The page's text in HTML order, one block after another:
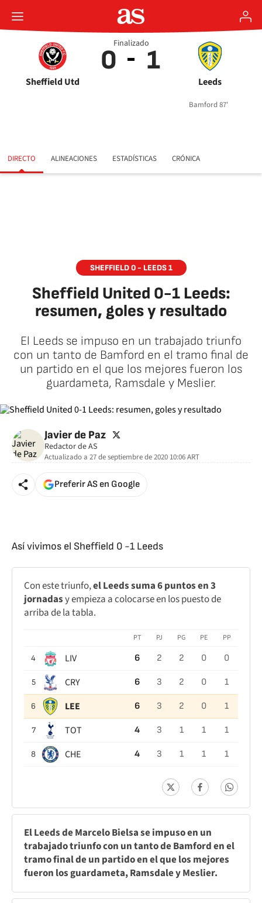
Sheffield Utd
0
Leeds
1
Bamford 87'
Finalizado
DIRECTO ALINEACIONES ESTADÍSTICAS CRÓNICA
SHEFFIELD 0 - LEEDS 1
Sheffield United 0-1 Leeds:
resumen, goles y resultado
El Leeds se impuso en un trabajado triunfo
con un tanto de Bamford en el tramo final de
un partido en el que los mejores fueron los
guardameta, Ramsdale y Meslier.
Javier de Paz twitter
Redactor de AS
Actualizado a 27 de septiembre de 2020 10:06ART
Preferir AS en Google
Así vivimos el Sheffield 0 -1 Leeds
Con este triunfo,el Leeds suma 6 puntos en 3
jornadasy empieza a colocarse en los puesto de
arriba de la tabla.
PT PJ PG PE PP
4 LIV 6 2 2 0 0
5 CRY 6 3 2 0 1
6 LEE 6 3 2 0 1
7 TOT 4 3 1 1 1
8 CHE 4 3 1 1 1
El Leeds de Marcelo Bielsa se impuso en un
trabajado triunfo con un tanto de Bamford en el
tramo final de un partido en el que los mejores
fueron los guardameta, Ramsdale y Meslier.